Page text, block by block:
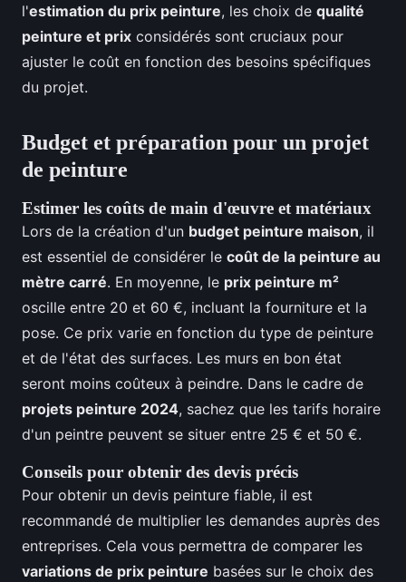
l'estimation du prix peinture, les choix de qualité
peinture et prix considérés sont cruciaux pour
ajuster le coût en fonction des besoins spécifiques
du projet.
Budget et préparation pour un projet
de peinture
Estimer les coûts de main d'œuvre et matériaux
Lors de la création d'un budget peinture maison, il
est essentiel de considérer le coût de la peinture au
mètre carré. En moyenne, le prix peinture m²
oscille entre 20 et 60 €, incluant la fourniture et la
pose. Ce prix varie en fonction du type de peinture
et de l'état des surfaces. Les murs en bon état
seront moins coûteux à peindre. Dans le cadre de
projets peinture 2024, sachez que les tarifs horaire
d'un peintre peuvent se situer entre 25 € et 50 €.
Conseils pour obtenir des devis précis
Pour obtenir un devis peinture fiable, il est
recommandé de multiplier les demandes auprès des
entreprises. Cela vous permettra de comparer les
variations de prix peinture basées sur le choix des